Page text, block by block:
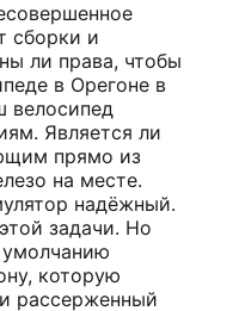
сборки и
ли права, чтобы
в Орегоне в
велосипед
Является ли
прямо из
на месте.
надёжный.
задачи. Но
которую
рассерженный